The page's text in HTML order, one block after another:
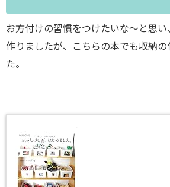
お方付けの習慣をつけたいな～と思
作りましたが、こちらの本でも収納の
た。